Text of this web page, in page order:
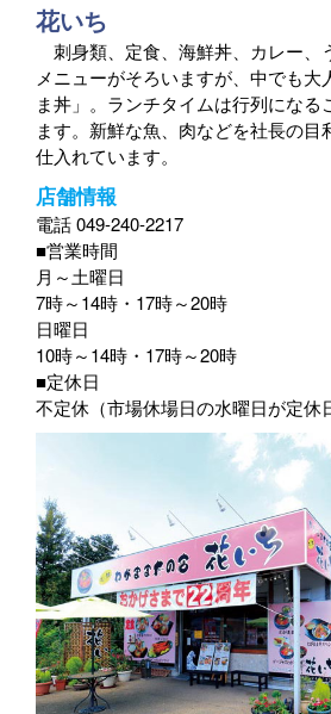
花いち
刺身類、定食、海鮮丼、カレー、
メニューがそろいますが、中でも大
ま丼」。ランチタイムは行列になる
ます。新鮮な魚、肉などを社長の目
仕入れています。
店舗情報
電話 049-240-2217
■営業時間
月～土曜日
7時～14時・17時～20時
日曜日
10時～14時・17時～20時
■定休日
不定休（市場休場日の水曜日が定休